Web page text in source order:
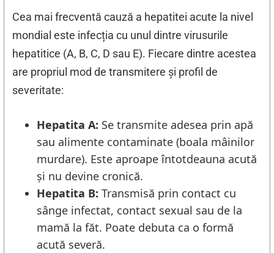
Cea mai frecventă cauză a hepatitei acute la nivel
mondial este infecția cu unul dintre virusurile
hepatitice (A, B, C, D sau E). Fiecare dintre acestea
are propriul mod de transmitere și profil de
severitate:
Hepatita A: Se transmite adesea prin apă
sau alimente contaminate (boala mâinilor
murdare). Este aproape întotdeauna acută
și nu devine cronică.
Hepatita B: Transmisă prin contact cu
sânge infectat, contact sexual sau de la
mamă la făt. Poate debuta ca o formă
acută severă.